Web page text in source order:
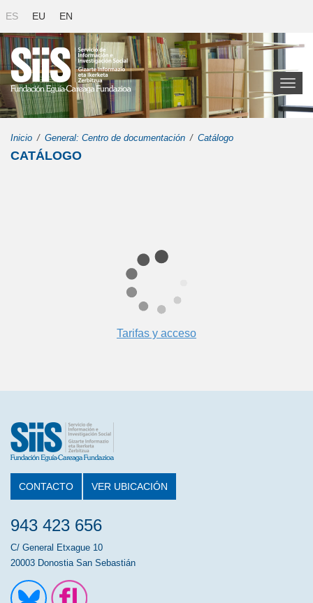
ES EU EN
Toggle
Inicio General: Centro de documentación Catálogo
CATÁLOGO
Tarifas y acceso
CONTACTO VER UBICACIÓN
943 423 656
C/ General Etxague 10
20003 Donostia San Sebastián